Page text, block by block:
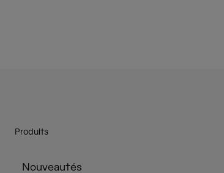
Produits
Nouveautés